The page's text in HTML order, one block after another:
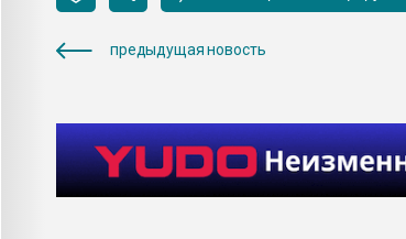
предыдущая новость